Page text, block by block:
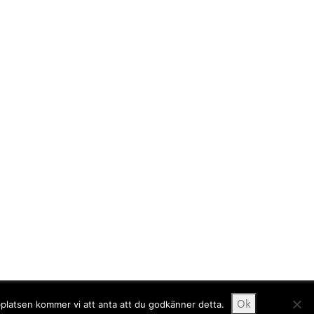
kommer vi att anta att du godkänner detta. Ok